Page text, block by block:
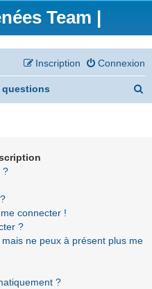
Team |
Connexion
Inscription
questions
?
connecter !
?
ne peux à présent plus me
?